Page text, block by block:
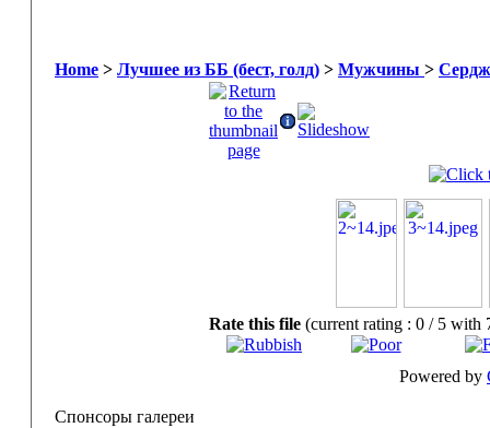
Home > Лучшее из ББ (бест, голд) > Мужчины >
Rate this file (current rating : 0 / 5 with
Powered by
Спонсоры галереи